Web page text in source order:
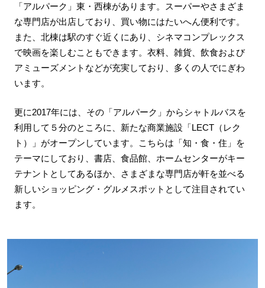
「アルパーク」東・西棟があります。スーパーやさまざま
な専門店が出店しており、買い物にはたいへん便利です。
また、北棟は駅のすぐ近くにあり、シネマコンプレックス
で映画を楽しむこともできます。衣料、雑貨、飲食および
アミューズメントなどが充実しており、多くの人でにぎわ
います。
更に2017年には、その「アルパーク」からシャトルバスを
利用して５分のところに、新たな商業施設「LECT（レク
ト）」がオープンしています。こちらは「知・食・住」を
テーマにしており、書店、食品館、ホームセンターがキー
テナントとしてあるほか、さまざまな専門店が軒を並べる
新しいショッピング・グルメスポットとして注目されてい
ます。